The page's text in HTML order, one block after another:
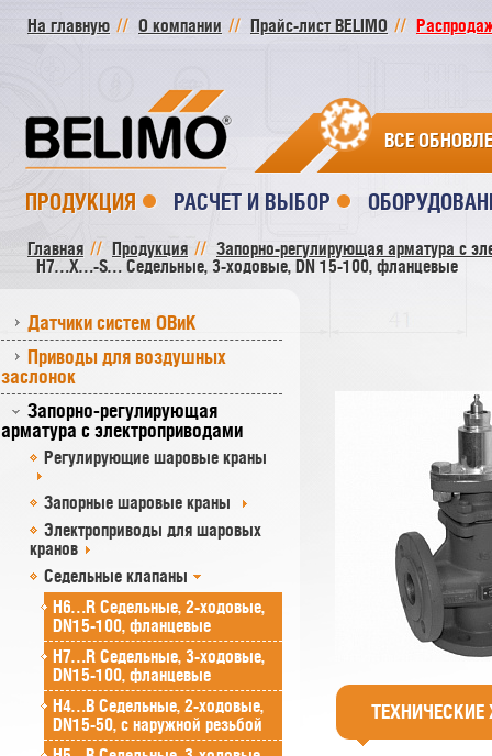
На главную О компании Прайс-лист BELIMO
ВСЕ
ПРОДУКЦИЯ РАСЧЕТ И ВЫБОР
Главная Продукция
Запорно-регулирующая арматура с
H7…X…-S… Седельные, 3-ходовые, DN 15-100, фланцевые
Датчики систем ОВиК
Приводы для воздушных
заслонок
Запорно-регулирующая
арматура с электроприводами
Регулирующие шаровые краны
Запорные шаровые краны
Электроприводы для шаровых
кранов
Седельные клапаны
H6…R Седельные, 2-ходовые,
DN15-100, фланцевые
H7…R Седельные, 3-ходовые,
DN15-100, фланцевые
H4…B Седельные, 2-ходовые,
DN15-50, с наружной резьбой